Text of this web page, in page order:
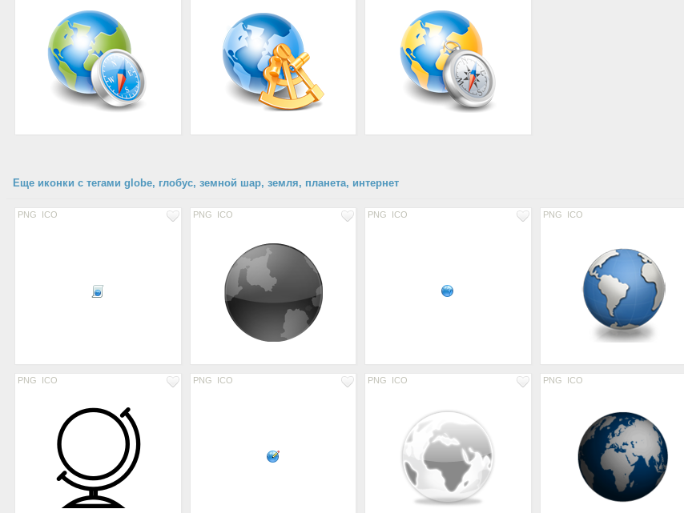
Еще иконки с тегами globe, глобус, земной шар, земля, планета, интернет
PNG ICO PNG ICO PNG ICO PNG ICO
PNG ICO PNG ICO PNG ICO PNG ICO